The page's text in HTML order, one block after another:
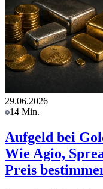
29.06.2026
14 Min.
Aufgeld bei
Wie Agio,
Preis